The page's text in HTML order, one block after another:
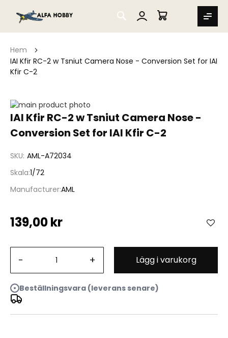
SEARCH
MIN VARUKORG
Hem
IAI Kfir RC-2 w Tsniut Camera Nose - Conversion Set for IAI
Kfir C-2
IAI Kfir RC-2 w Tsniut Camera Nose -
Conversion Set for IAI Kfir C-2
SKU AML-A72034
Skala 1/72
ManufacturerAML
139,00 kr
- + Lägg i varukorg
Beställningsvara (leverans senare)
Hoppa
till
av
IAI Kfir RC-2 w Tsniut Camera Nose - Conversion Set for
Hoppa
början
bildgalleriet